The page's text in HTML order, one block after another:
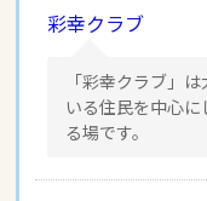
彩幸クラブ
「彩幸クラブ」
いる住民を中心
る場です。